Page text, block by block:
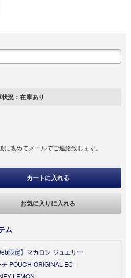
況： 在庫あり
改めてメールでご連絡致します。
カートに入れる
お気に入りに入れる
ム
限定】マカロン ジュエリー
チ POUCH-ORIGINAL-EC-